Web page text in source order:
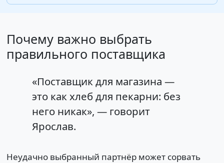
Почему важно выбрать
правильного поставщика
«Поставщик для магазина —
это как хлеб для пекарни: без
него никак», — говорит
Ярослав.
Неудачно выбранный партнёр может сорвать